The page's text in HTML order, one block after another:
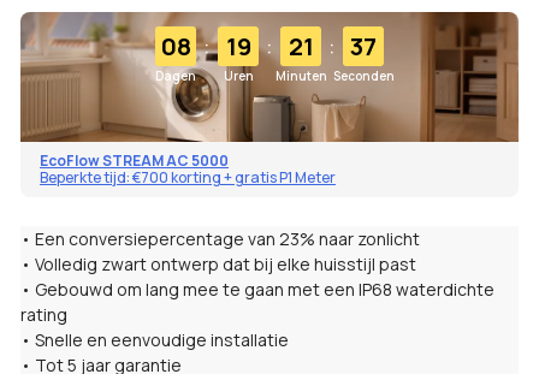
08
Dagen
: 19
Uren
: 21
Minuten
: 36
Seconden
EcoFlow STREAM AC 5000
Beperkte tijd: €700 korting + gratis P1 Meter
• Een conversiepercentage van 23% naar zonlicht
• Volledig zwart ontwerp dat bij elke huisstijl past
• Gebouwd om lang mee te gaan met een IP68 waterdichte
rating
• Snelle en eenvoudige installatie
• Tot 5 jaar garantie